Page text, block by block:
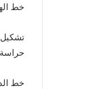
خط
تشكيل
خط